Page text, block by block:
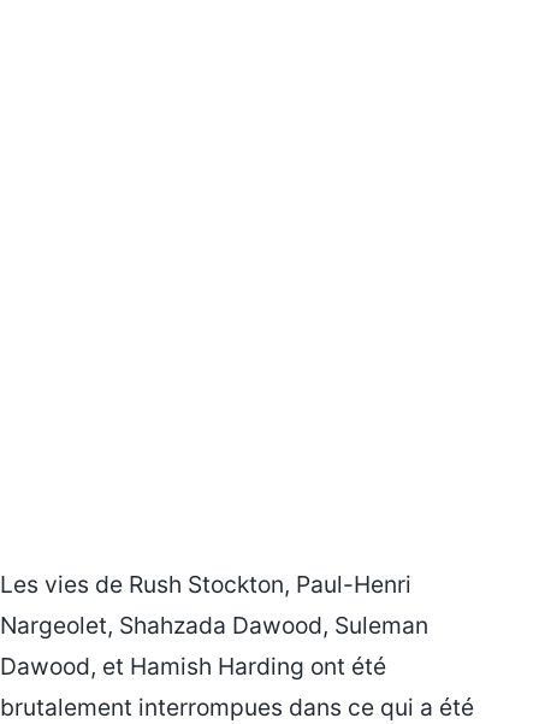
Les vies de Rush Stockton, Paul-Henri
Nargeolet, Shahzada Dawood, Suleman
Dawood, et Hamish Harding ont été
brutalement interrompues dans ce qui a été